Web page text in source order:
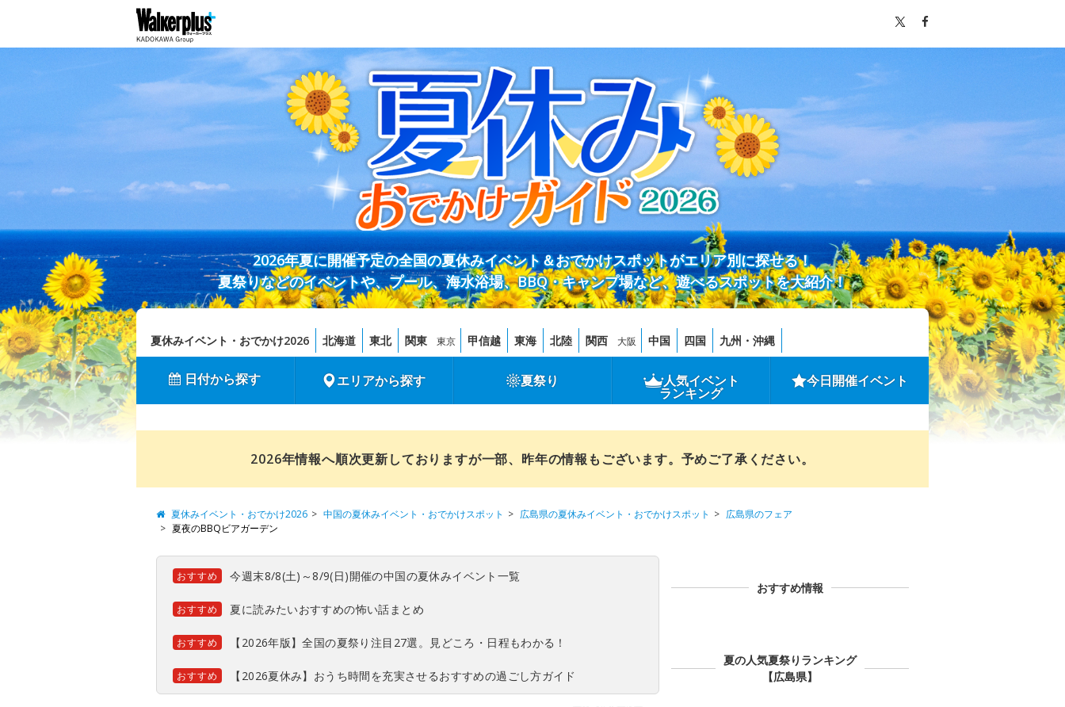
2026年夏に開催予定の全国の夏休みイベント＆おでかけスポットがエリア別に探せる！
夏祭りなどのイベントや、プール、海水浴場、BBQ・キャンプ場など、遊べるスポットを大紹介！
夏休みイベント・おでかけ2026 北海道 東北 関東 東京 甲信越 東海 北陸 関西 大阪 中国 四国 九州・沖縄
日付から探す エリアから探す 夏祭り 人気イベント
ランキング
今日開催イベント
2026年情報へ順次更新しておりますが一部、昨年の情報もございます。予めご了承ください。
夏休みイベント・おでかけ2026 中国の夏休みイベント・おでかけスポット 広島県の夏休みイベント・おでかけスポット
広島県のフェア
夏夜のBBQビアガーデン
おすすめ 今週末8/8(土)～8/9(日)開催の中国の夏休みイベント一覧
おすすめ 夏に読みたいおすすめの怖い話まとめ
おすすめ 【2026年版】全国の夏祭り注目27選。見どころ・日程もわかる！
おすすめ 【2026夏休み】おうち時間を充実させるおすすめの過ごし方ガイド
おすすめ情報
夏の人気夏祭りランキング
【広島県】